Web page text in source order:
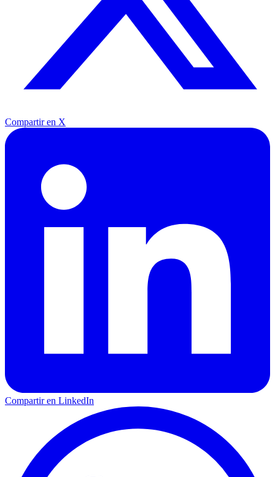
Compartir en X
Compartir en LinkedIn